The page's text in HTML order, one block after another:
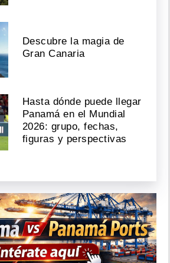
Descubre la magia de
Gran Canaria
Hasta dónde puede llegar
Panamá en el Mundial
2026: grupo, fechas,
figuras y perspectivas